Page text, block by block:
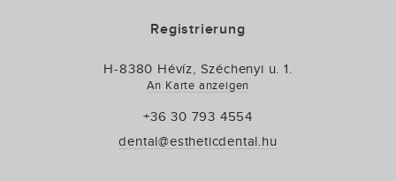
Registrierung
H-8380 Hévíz, Széchenyi u. 1.
An Karte anzeigen
+36 30 793 4554
dental@estheticdental.hu